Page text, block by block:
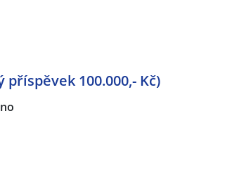
100.000,- Kč)